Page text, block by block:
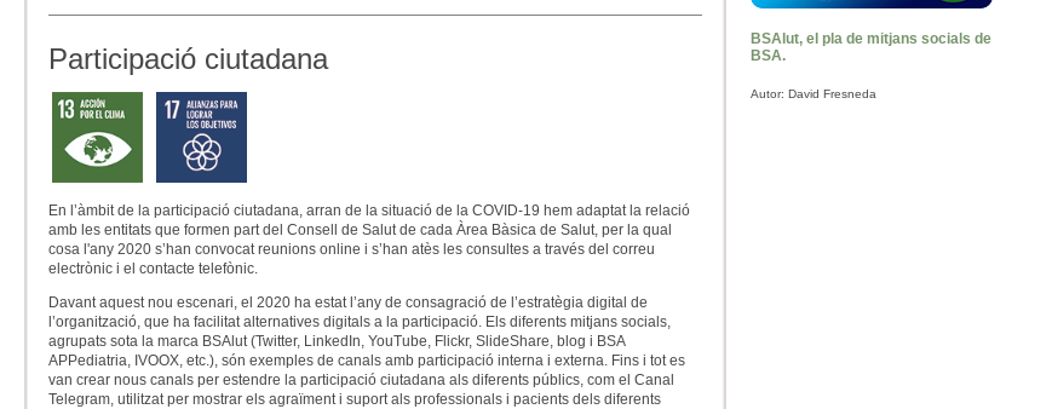
Participació ciutadana
En l’àmbit de la participació ciutadana, arran de la situació de la COVID-19 hem adaptat la relació
amb les entitats que formen part del Consell de Salut de cada Àrea Bàsica de Salut, per la qual
cosa l'any 2020 s’han convocat reunions online i s’han atès les consultes a través del correu
electrònic i el contacte telefònic.
Davant aquest nou escenari, el 2020 ha estat l’any de consagració de l’estratègia digital de
l’organització, que ha facilitat alternatives digitals a la participació. Els diferents mitjans socials,
agrupats sota la marca BSAlut (Twitter, LinkedIn, YouTube, Flickr, SlideShare, blog i BSA
APPediatria, IVOOX, etc.), són exemples de canals amb participació interna i externa. Fins i tot es
van crear nous canals per estendre la participació ciutadana als diferents públics, com el Canal
Telegram, utilitzat per mostrar els agraïment i suport als professionals i pacients dels diferents
BSAlut, el pla de mitjans socials de
BSA.
Autor: David Fresneda